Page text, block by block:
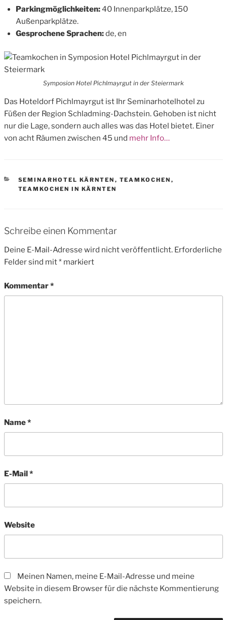
Parkingmöglichkeiten:40 Innenparkplätze, 150
Außenparkplätze.
Gesprochene Sprachen:de, en
Symposion Hotel Pichlmayrgut in der Steiermark
Das Hoteldorf Pichlmayrgut ist Ihr Seminarhotelhotel zu
Füßen der Region Schladming-Dachstein. Gehoben ist nicht
nur die Lage, sondern auch alles was das Hotel bietet. Einer
von acht Räumen zwischen 45 und mehr Info…
CATEGORIES
SEMINARHOTEL KÄRNTEN , TEAMKOCHEN ,
TEAMKOCHEN IN KÄRNTEN
Schreibe einen Kommentar
Deine E-Mail-Adresse wird nicht veröffentlicht. Erforderliche
Felder sind mit* markiert
Kommentar*
Name*
E-Mail*
Website
Meinen Namen, meine E-Mail-Adresse und meine
Website in diesem Browser für die nächste Kommentierung
speichern.